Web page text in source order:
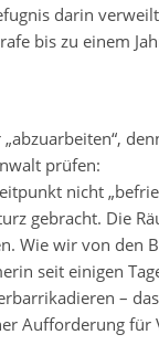
darin
bis zu einem
prüfen:
nicht
gebracht. Die
Wie wir von den
seit einigen
–
Aufforderung für